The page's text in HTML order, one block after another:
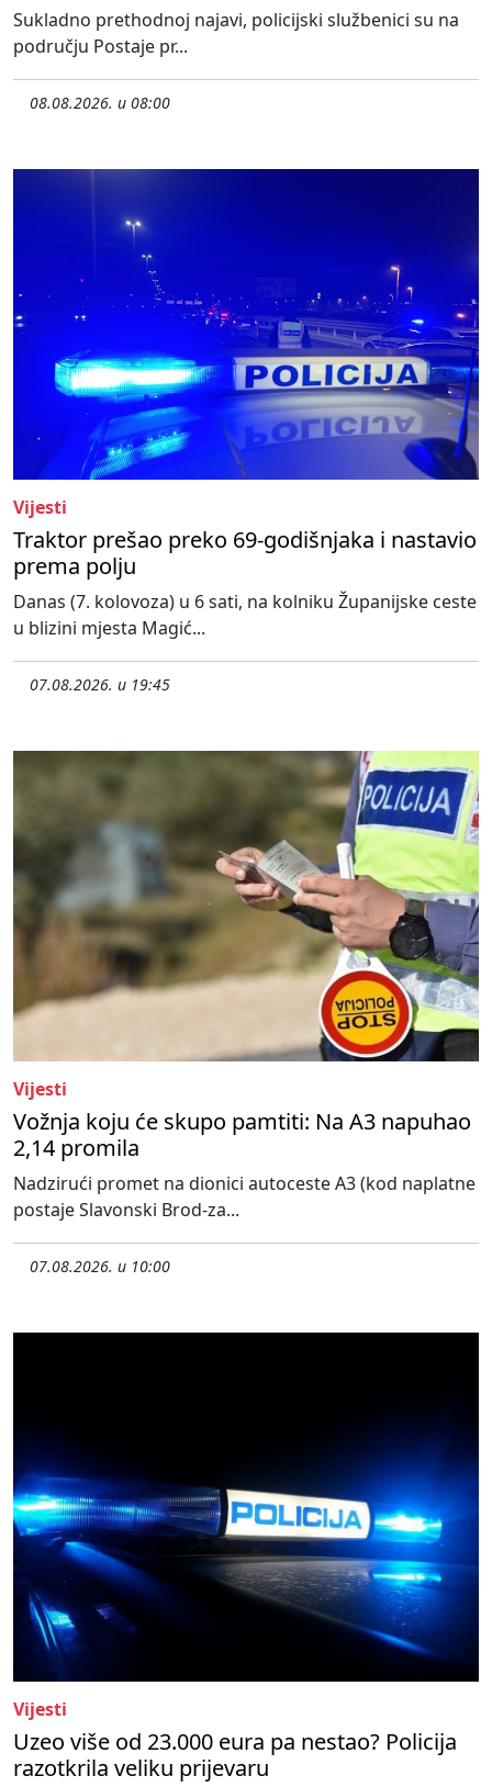
Sukladno prethodnoj najavi, policijski službenici su na
području Postaje pr...
08.08.2026. u 08:00
Vijesti
Traktor prešao preko 69-godišnjaka i nastavio
prema polju
Danas (7. kolovoza) u 6 sati, na kolniku Županijske ceste
u blizini mjesta Magić...
07.08.2026. u 19:45
Vijesti
Vožnja koju će skupo pamtiti: Na A3 napuhao
2,14 promila
Nadzirući promet na dionici autoceste A3 (kod naplatne
postaje Slavonski Brod-za...
07.08.2026. u 10:00
Vijesti
Uzeo više od 23.000 eura pa nestao? Policija
razotkrila veliku prijevaru